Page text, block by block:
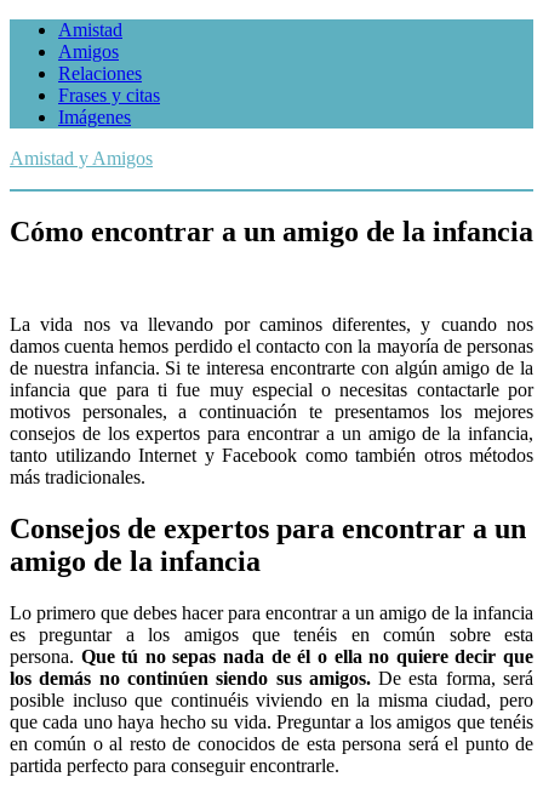
Amistad
Amigos
Relaciones
Frases y citas
Imágenes
Amistad y Amigos
Cómo encontrar a un amigo de la infancia
La vida nos va llevando por caminos diferentes, y cuando nos
damos cuenta hemos perdido el contacto con la mayoría de personas
de nuestra infancia. Si te interesa encontrarte con algún amigo de la
infancia que para ti fue muy especial o necesitas contactarle por
motivos personales, a continuación te presentamos los mejores
consejos de los expertos para encontrar a un amigo de la infancia,
tanto utilizando Internet y Facebook como también otros métodos
más tradicionales.
Consejos de expertos para encontrar a un
amigo de la infancia
Lo primero que debes hacer para encontrar a un amigo de la infancia
es preguntar a los amigos que tenéis en común sobre esta
persona. Que tú no sepas nada de él o ella no quiere decir que
los demás no continúen siendo sus amigos.De esta forma, será
posible incluso que continuéis viviendo en la misma ciudad, pero
que cada uno haya hecho su vida. Preguntar a los amigos que tenéis
en común o al resto de conocidos de esta persona será el punto de
partida perfecto para conseguir encontrarle.